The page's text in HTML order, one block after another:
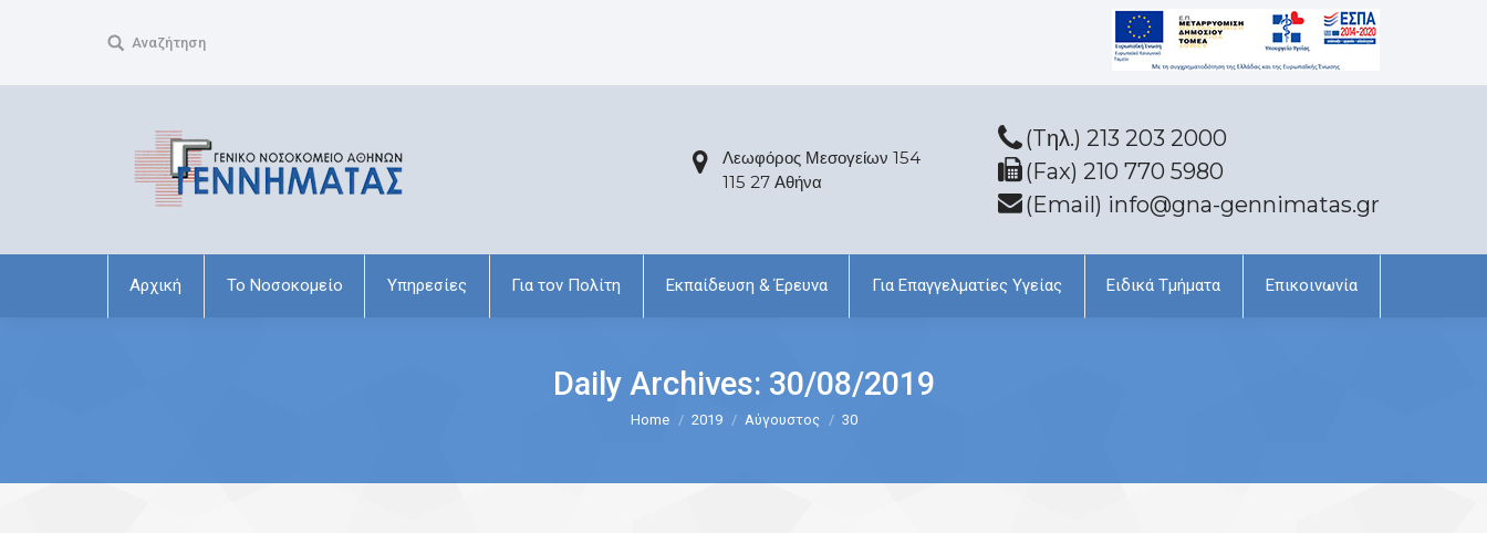
Search:Αναζήτηση
Λεωφόρος Μεσογείων 154
115 27 Αθήνα
(Tηλ.) 213 203 2000
(Fax) 210 770 5980
(Email) info@gna-gennimatas.gr
Αρχική Το Νοσοκομείο Υπηρεσίες Για τον Πολίτη Εκπαίδευση & Έρευνα Για Επαγγελματίες Υγείας Ειδικά Τμήματα Επικοινωνία
Daily Archives: 30/08/2019
Home 2019 Αύγουστος 30